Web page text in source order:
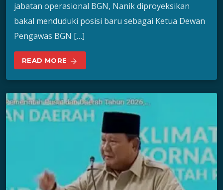
jabatan operasional BGN, Nanik diproyeksikan
bakal menduduki posisi baru sebagai Ketua Dewan
Pengawas BGN […]
READ MORE arrow_forward